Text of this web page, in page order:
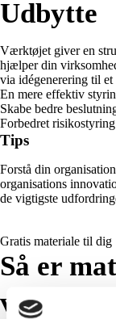
Udbytte
Værktøjet giver en
hjælper din
via idégenerering til
En mere effektiv
Skabe bedre
Forbedret risikostyring
Tips
Forstå din
organisations
de vigtigste
Gratis materiale til dig
Så er
væk